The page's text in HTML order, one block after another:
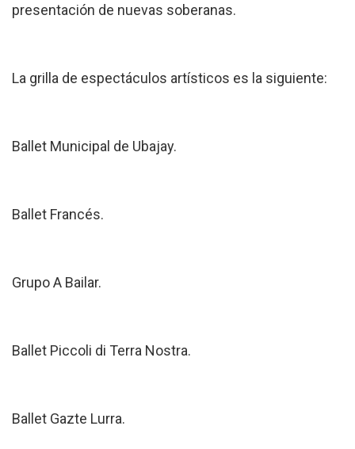
presentación de nuevas soberanas.
La grilla de espectáculos artísticos es la siguiente:
Ballet Municipal de Ubajay.
Ballet Francés.
Grupo A Bailar.
Ballet Piccoli di Terra Nostra.
Ballet Gazte Lurra.